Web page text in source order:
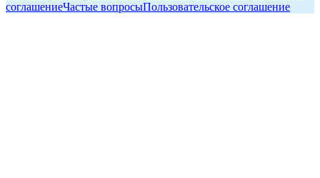
соглашениеЧастые вопросыПользовательское соглашение